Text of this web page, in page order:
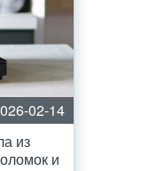
02-14
из
и